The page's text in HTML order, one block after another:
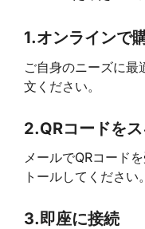
1.オンラインで
ご自身のニーズに最
文ください。
2.QRコードを
メールでQRコード
トールしてください。
3.即座に接続